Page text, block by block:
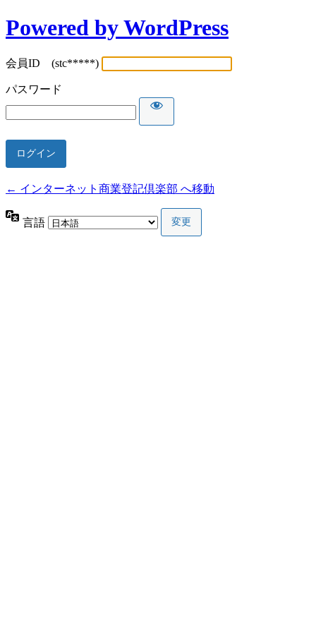
Powered by WordPress
会員ID (stc*****)
パスワード
← インターネット商業登記倶楽部 へ移動
言語